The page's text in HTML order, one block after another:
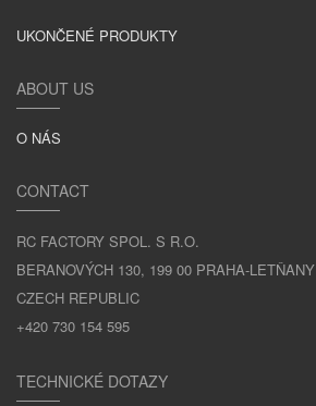
UKONČENÉ PRODUKTY
ABOUT US
O NÁS
CONTACT
RC FACTORY SPOL. S R.O.
BERANOVÝCH 130, 199 00 PRAHA-LETŇANY
CZECH REPUBLIC
+420 730 154 595
TECHNICKÉ DOTAZY